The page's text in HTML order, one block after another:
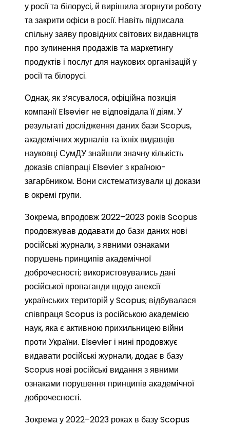
у росії та білорусі, й вирішила згорнути роботу
та закрити офіси в росії. Навіть підписала
спільну заяву провідних світових видавництв
про зупинення продажів та маркетингу
продуктів і послуг для наукових організацій у
росії та білорусі.
Однак, як з’ясувалося, офіційна позиція
компанії Elsevier не відповідала її діям. У
результаті дослідження даних бази Scopus,
академічних журналів та їхніх видавців
науковці СумДУ знайшли значну кількість
доказів співпраці Elsevier з країною-
загарбником. Вони систематизували ці докази
в окремі групи.
Зокрема, впродовж 2022–2023 років Scopus
продовжував додавати до бази даних нові
російські журнали, з явними ознаками
порушень принципів академічної
доброчесності; використовувались дані
російської пропаганди щодо анексії
українських територій у Scopus; відбувалася
співпраця Scopus із російською академією
наук, яка є активною прихильницею війни
проти України. Elsevier і нині продовжує
видавати російські журнали, додає в базу
Scopus нові російські видання з явними
ознаками порушення принципів академічної
доброчесності.
Зокрема у 2022–2023 роках в базу Scopus